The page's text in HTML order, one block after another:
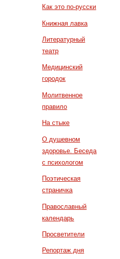
Как это по-русски
Книжная лавка
Литературный
театр
Медицинский
городок
Молитвенное
правило
На стыке
О душевном
здоровье. Беседа
с психологом
Поэтическая
страничка
Православный
календарь
Просветители
Репортаж дня